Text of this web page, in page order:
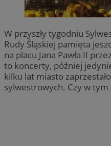
W przyszły tygodniu
Rudy Śląskiej pamięta
na placu Jana Pawła II
to koncerty, później
kilku lat miasto
sylwestrowych. Czy w